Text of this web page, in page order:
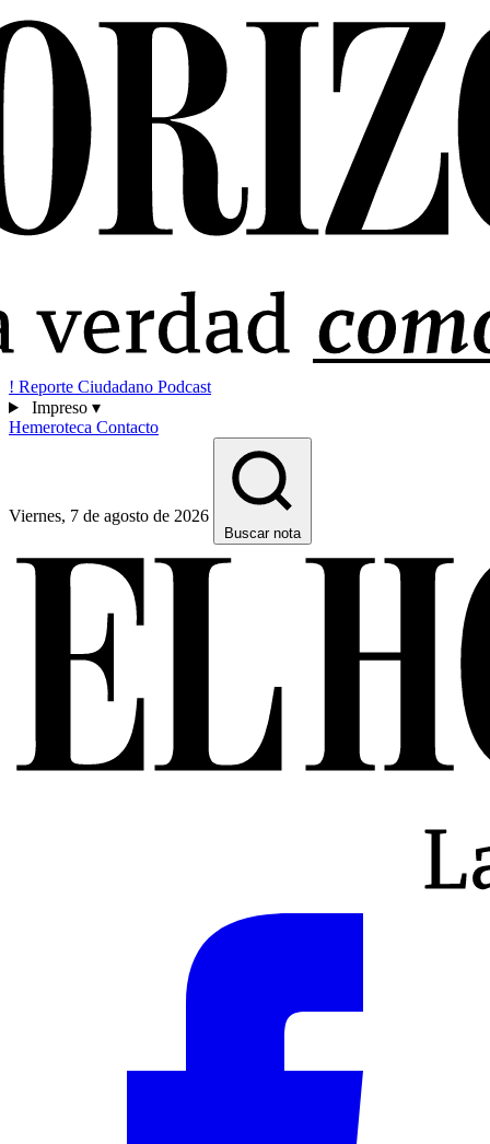
! Reporte Ciudadano Podcast
Impreso ▾
Hemeroteca Contacto
Viernes, 7 de agosto de 2026
Buscar nota